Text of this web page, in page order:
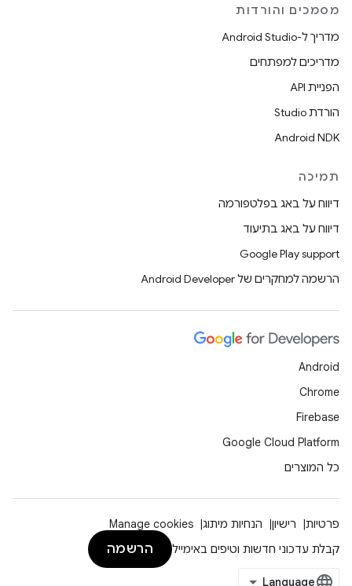
מסמכים והורדות
מדריך ל-Android Studio
מדריכים למפתחים
הפניית API
הורדת Studio
Android NDK
תמיכה
דיווח על באג בפלטפורמה
דיווח על באג בתיעוד
Google Play support
הרשמה למחקרים של Android Developer
Android
Chrome
Firebase
Google Cloud Platform
כל המוצרים
פרטיות רישיון הנחיות מיתוג
Manage cookies
קבלת עדכוני חדשות וטיפים באימייל
הרשמה